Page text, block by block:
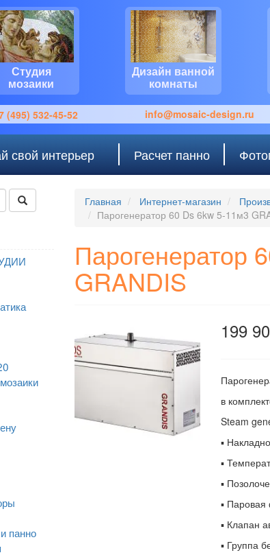
Студия
мозаики
Дизайн ванной
комнаты
(495) 532-45-52 info@mosaic-design.ru
свой интерьер Расчет панно
панно
Главная Интернет-магазин
Парогенератор 60 Ds 6kw 5-11м3
Парогенератор
GRANDIS
199
в
Steam
▪
▪
▪
▪
▪ Клапан
▪ Группа